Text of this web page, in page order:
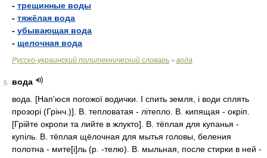
- трещинные воды
- тяжёлая вода
- убывающая вода
- щелочная вода
Русско-украинский политехнический словарь > вода
5
вода
вода. [Нап'юся погожої водички. І спить земля, і води сплять
прозорі (Грінч.)]. В. тепловатая - літепло. В. кипящая - окріп.
[Грійте окропи та лийте в жлукто]. В. тёплая для купанья -
купіль. В. тёплая щёлочная для мытья головы, беления
полотна - мите[і]ль (р. -телю). В. мыльная, после стирки в ней -